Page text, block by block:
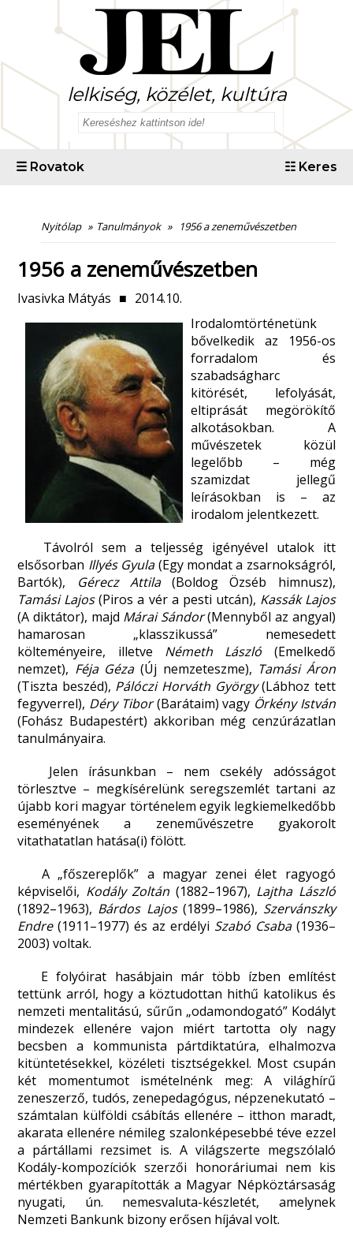
lelkiség, közélet, kultúra
☰ Rovatok ☷ Keres
Nyitólap » Tanulmányok » 1956 a zeneművészetben
1956 a zeneművészetben
Ivasivka Mátyás ■ 2014.10.
Irodalomtörténetünk
bővelkedik az 1956-os
forradalom és
szabadságharc
kitörését, lefolyását,
eltiprását megörökítő
alkotásokban. A
művészetek közül
legelőbb – még
szamizdat jellegű
leírásokban is – az
irodalom jelentkezett.
Távolról sem a teljesség igényével utalok itt
elsősorban Illyés Gyula(Egy mondat a zsarnokságról,
Bartók),
Gérecz Attila(Boldog Özséb himnusz),
Tamási Lajos(Piros a vér a pesti utcán), Kassák Lajos
(A diktátor), majd Márai Sándor(Mennyből az angyal)
hamarosan „klasszikussá” nemesedett
költeményeire, illetve Németh László (Emelkedő
nemzet), Féja Géza(Új nemzeteszme), Tamási Áron
(Tiszta beszéd), Pálóczi Horváth György(Lábhoz tett
fegyverrel), Déry Tibor(Barátaim) vagy Örkény István
(Fohász Budapestért) akkoriban még cenzúrázatlan
tanulmányaira.
Jelen írásunkban – nem csekély adósságot
törlesztve – megkísérelünk seregszemlét tartani az
újabb kori magyar történelem egyik legkiemelkedőbb
eseményének a zeneművészetre gyakorolt
vitathatatlan hatása(i) fölött.
A „főszereplők” a magyar zenei élet ragyogó
képviselői, Kodály Zoltán (1882–1967), Lajtha László
(1892–1963), Bárdos Lajos(1899–1986), Szervánszky
Endre(1911–1977) és az erdélyi Szabó Csaba(1936–
2003) voltak.
E folyóirat hasábjain már több ízben említést
tettünk arról, hogy a köztudottan hithű katolikus és
nemzeti mentalitású, sűrűn „odamondogató” Kodályt
mindezek ellenére vajon miért tartotta oly nagy
becsben a kommunista pártdiktatúra, elhalmozva
kitüntetésekkel, közéleti tisztségekkel. Most csupán
két momentumot ismételnénk meg: A világhírű
zeneszerző, tudós, zenepedagógus, népzenekutató –
számtalan külföldi csábítás ellenére – itthon maradt,
akarata ellenére némileg szalonképesebbé téve ezzel
a pártállami rezsimet is. A világszerte megszólaló
Kodály-kompozíciók szerzői honoráriumai nem kis
mértékben gyarapították a Magyar Népköztársaság
nyugati, ún. nemesvaluta-készletét, amelynek
Nemzeti Bankunk bizony erősen híjával volt.